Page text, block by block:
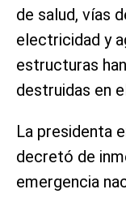
de salud, vías
electricidad y
estructuras
destruidas en
La presidenta
decretó de
emergencia